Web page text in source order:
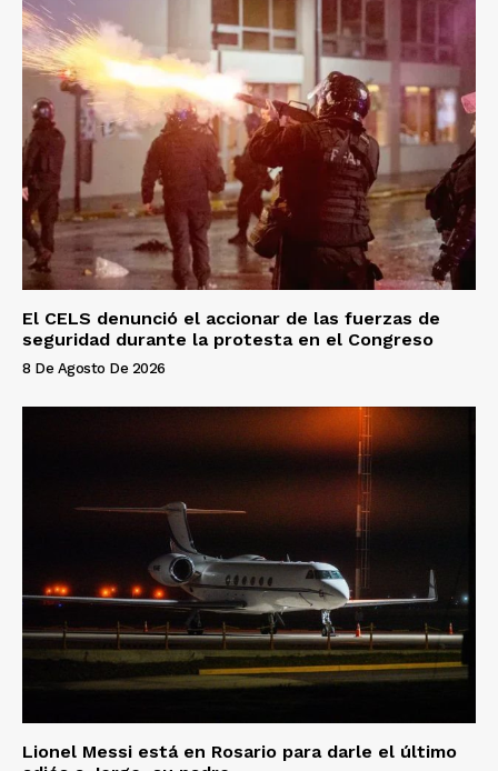
El CELS denunció el accionar de las fuerzas de
seguridad durante la protesta en el Congreso
8 De Agosto De 2026
Lionel Messi está en Rosario para darle el último